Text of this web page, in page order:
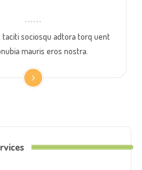
taciti sociosqu adtora torq uent
mauris eros nostra.